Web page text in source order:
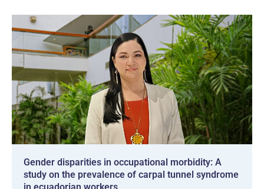
Gender disparities in occupational morbidity: A
study on the prevalence of carpal tunnel syndrome